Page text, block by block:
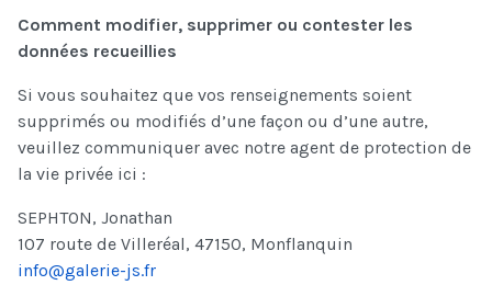
Comment modifier, supprimer ou contester les
données recueillies
Si vous souhaitez que vos renseignements soient
supprimés ou modifiés d’une façon ou d’une autre,
veuillez communiquer avec notre agent de protection de
la vie privée ici :
SEPHTON, Jonathan
107 route de Villeréal, 47150, Monflanquin
info@galerie-js.fr